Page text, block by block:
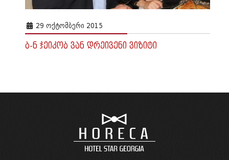
29 ᲝᲥᲢᲝᲛᲑᲔᲠᲘ 2015
ბ-ნ ჯეიკობ ვან დრეივენი ვიზიტი